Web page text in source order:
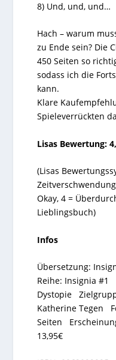
8) Und, und, und…
Hach – warum
zu Ende sein? Die
450 Seiten so
sodass ich die
kann.
Klare
Spieleverrückten
Lisas Bewertung:
(Lisas
Okay, 4 =
Lieblingsbuch)
Infos
Übersetzung:
Reihe: Insignia #1
Dystopie
Katherine Tegen
Seiten
13,95€